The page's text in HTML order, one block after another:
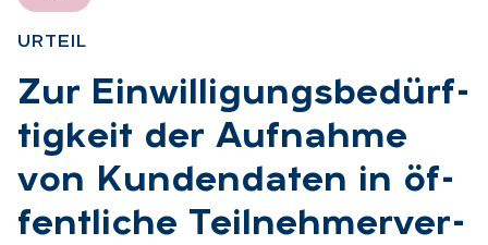
UR­TEIL
:
Zur Ein­wil­li­gungs­be­dürf­
tig­keit der Auf­nah­me
von Kun­den­da­ten in öf­
fent­li­che Teil­neh­mer­ver­